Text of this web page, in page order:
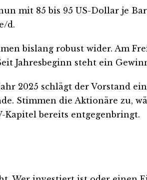
mit 85 bis 95 US-Dollar je
d.
bislang robust wider. Am
Jahresbeginn steht ein
2025 schlägt der Vorstand
Stimmen die Aktionäre zu,
Kapitel bereits entgegenbringt.